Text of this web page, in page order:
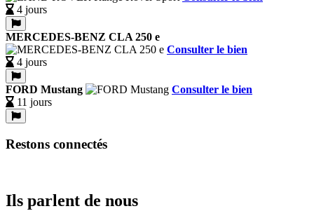
4 jours
MERCEDES-BENZ CLA 250 e
Consulter le bien
4 jours
FORD Mustang
Consulter le bien
11 jours
Restons connectés
Ils parlent de nous